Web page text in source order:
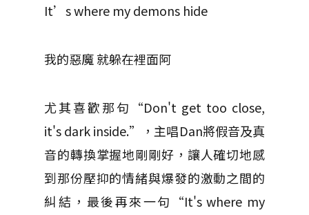
It’s where my demons hide
我的惡魔 就躲在裡面阿
尤其喜歡那句“Don't get too close,
it's dark inside.”，主唱Dan將假音及真
音的轉換掌握地剛剛好，讓人確切地感
到那份壓抑的情緒與爆發的激動之間的
糾結，最後再來一句“It's where my